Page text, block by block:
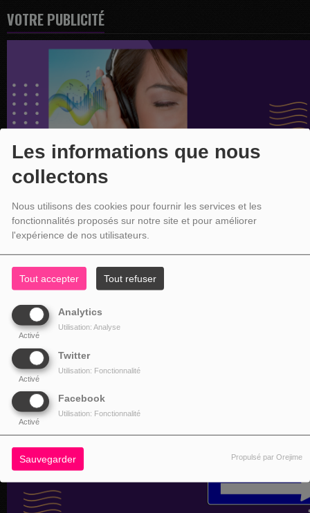
Les informations que nous
collectons
Nous utilisons des cookies pour fournir les services et les
fonctionnalités proposés sur notre site et pour améliorer
l'expérience de nos utilisateurs.
Tout accepter Tout refuser
Analytics
Activé
Utilisation: Analyse
Twitter
Activé
Utilisation: Fonctionnalité
Facebook
Activé
Utilisation: Fonctionnalité
Sauvegarder Propulsé par Orejime
VOTRE PUBLICITÉ